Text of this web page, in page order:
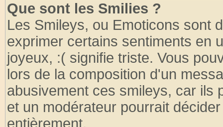
Que sont les Smilies ?
Les Smileys, ou Emoticons sont
exprimer certains sentiments en
joyeux, :( signifie triste. Vous
lors de la composition d'un
abusivement ces smileys, car ils
et un modérateur pourrait
entièrement.